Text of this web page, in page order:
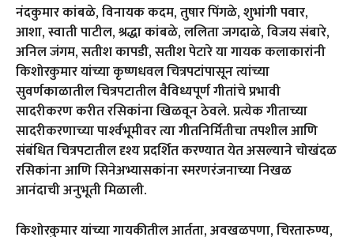
नंदकुमार कांबळे,विनायक कदम, तुषार पिंगळे, शुभांगी पवार,
आशा, स्वाती पाटील, श्रद्धा कांबळे, ललिता जगदाळे, विजय संबारे,
अनिल जंगम, सतीश कापडी, सतीश पेटारे या गायक कलाकारांनी
किशोरकुमार यांच्या कृष्णधवल चित्रपटांपासून त्यांच्या
सुवर्णकाळातील चित्रपटातील वैविध्यपूर्ण गीतांचे प्रभावी
सादरीकरण करीत रसिकांना खिळवून ठेवले. प्रत्येक गीताच्या
सादरीकरणाच्या पार्श्‍वभूमीवर त्या गीतनिर्मितीचा तपशील आणि
संबंधित चित्रपटातील दृश्य प्रदर्शित करण्यात येत असल्याने चोखंदळ
रसिकांना आणि सिनेअभ्यासकांना स्मरणरंजनाच्या निखळ
आनंदाची अनुभूती मिळाली.
किशोरकुमार यांच्या गायकीतील आर्तता, अवखळपणा, चिरतारुण्य,